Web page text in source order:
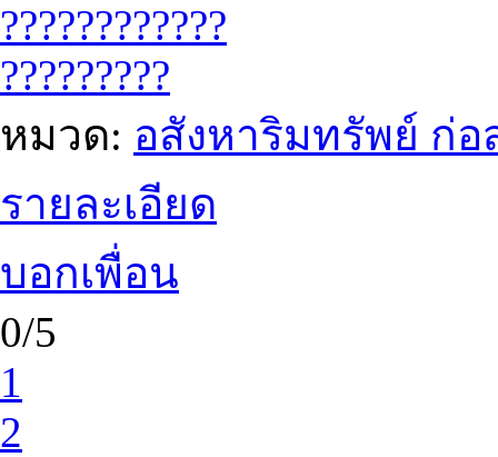
????????????
?????????
หมวด: อสังหาริมทรัพย์ ก่
รายละเอียด
บอกเพื่อน
0/5
1
2